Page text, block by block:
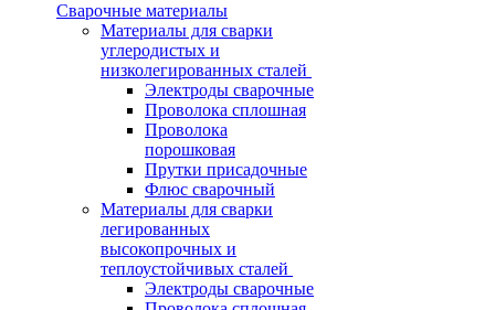
Сварочные материалы
Материалы для сварки
углеродистых и
низколегированных сталей
Электроды сварочные
Проволока сплошная
Проволока
порошковая
Прутки присадочные
Флюс сварочный
Материалы для сварки
легированных
высокопрочных и
теплоустойчивых сталей
Электроды сварочные